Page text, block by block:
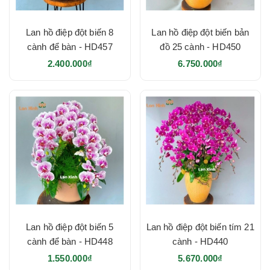
kéo dài từ 1 đến 2 tháng, nếu được chăm sóc đúng cách.
Đặc điểm này làm cho hoa hồ điệp đột biến trở thành lựa
Các loại hoa lan hồ điệp màu đột biến
Lan hồ điệp màu tím đột biến
Lan hồ điệp đột biếntím mang vẻ đẹp tinh tế và bí ẩn.
Mỗi cánh hoa là sự pha trộn giữa màu tím và những
khoang loang lỗ độc đáo, chậu hoa lan mang lại một cảm
giác lôi cuốn và làm cho không gian trang trí trở nên thú
Lan hồ điệp đột biến 8
cành để bàn - HD457
2.400.000₫
Lan hồ điệp đột biến bản
đồ 25 cành - HD450
6.750.000₫
Lan hồ điệp đột biến 5
cành để bàn - HD448
1.550.000₫
Lan hồ điệp đột biến tím 21
cành - HD440
5.670.000₫